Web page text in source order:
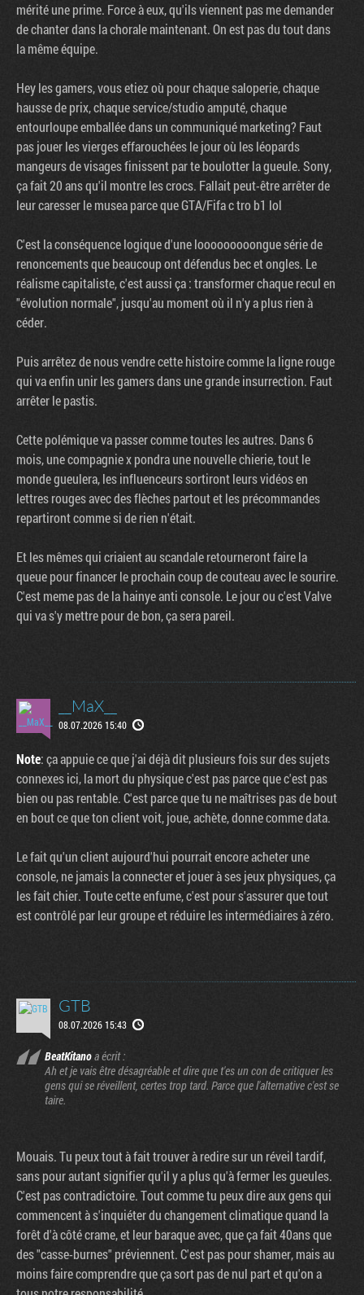
mérité une prime. Force à eux, qu'ils viennent pas me demander
de chanter dans la chorale maintenant. On est pas du tout dans
la même équipe.
Hey les gamers, vous etiez où pour chaque saloperie, chaque
hausse de prix, chaque service/studio amputé, chaque
entourloupe emballée dans un communiqué marketing? Faut
pas jouer les vierges effarouchées le jour où les léopards
mangeurs de visages finissent par te boulotter la gueule. Sony,
ça fait 20 ans qu'il montre les crocs. Fallait peut-être arrêter de
leur caresser le musea parce que GTA/Fifa c tro b1 lol
C'est la conséquence logique d'une looooooooongue série de
renoncements que beaucoup ont défendus bec et ongles. Le
réalisme capitaliste, c'est aussi ça : transformer chaque recul en
"évolution normale", jusqu'au moment où il n'y a plus rien à
céder.
Puis arrêtez de nous vendre cette histoire comme la ligne rouge
qui va enfin unir les gamers dans une grande insurrection. Faut
arrêter le pastis.
Cette polémique va passer comme toutes les autres. Dans 6
mois, une compagnie x pondra une nouvelle chierie, tout le
monde gueulera, les influenceurs sortiront leurs vidéos en
lettres rouges avec des flèches partout et les précommandes
repartiront comme si de rien n'était.
Et les mêmes qui criaient au scandale retourneront faire la
queue pour financer le prochain coup de couteau avec le sourire.
C'est meme pas de la hainye anti console. Le jour ou c'est Valve
qui va s'y mettre pour de bon, ça sera pareil.
__MaX__
08.07.2026 15:40
Note: ça appuie ce que j'ai déjà dit plusieurs fois sur des sujets
connexes ici, la mort du physique c'est pas parce que c'est pas
bien ou pas rentable. C'est parce que tu ne maîtrises pas de bout
en bout ce que ton client voit, joue, achète, donne comme data.
Le fait qu'un client aujourd'hui pourrait encore acheter une
console, ne jamais la connecter et jouer à ses jeux physiques, ça
les fait chier. Toute cette enfume, c'est pour s'assurer que tout
est contrôlé par leur groupe et réduire les intermédiaires à zéro.
GTB
08.07.2026 15:43
BeatKitanoa écrit :
Ah et je vais être désagréable et dire que t'es un con de critiquer les
gens qui se réveillent, certes trop tard. Parce que l'alternative c'est se
taire.
Mouais. Tu peux tout à fait trouver à redire sur un réveil tardif,
sans pour autant signifier qu'il y a plus qu'à fermer les gueules.
C'est pas contradictoire. Tout comme tu peux dire aux gens qui
commencent à s'inquiéter du changement climatique quand la
forêt d'à côté crame, et leur baraque avec, que ça fait 40ans que
des "casse-burnes" préviennent. C'est pas pour shamer, mais au
moins faire comprendre que ça sort pas de nul part et qu'on a